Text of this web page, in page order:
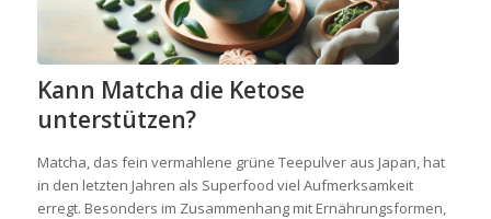
Kann Matcha die Ketose
unterstützen?
Matcha, das fein vermahlene grüne Teepulver aus Japan, hat
in den letzten Jahren als Superfood viel Aufmerksamkeit
erregt. Besonders im Zusammenhang mit Ernährungsformen,